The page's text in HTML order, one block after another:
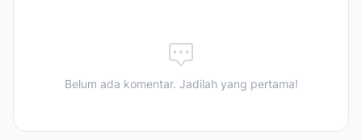
Belum ada komentar. Jadilah yang pertama!